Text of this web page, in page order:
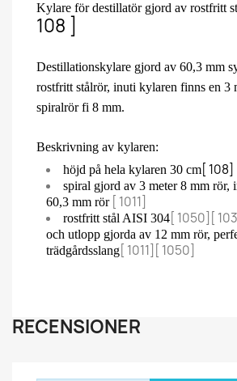
Kylare för destillatör gjord av rostfritt
108 ]
Destillationskylare gjord av 60,3 mm
rostfritt stålrör, inuti kylaren finns en 3
spiralrör fi 8 mm.
Beskrivning av kylaren:
höjd på hela kylaren 30 cm [ 108]
spiral gjord av 3 meter 8 mm rör,
60,3 mm rör
[ 1011]
rostfritt stål AISI 304 [ 1050][
och utlopp gjorda av 12 mm rör,
trädgårdsslang [ 1011][ 1050]
RECENSIONER